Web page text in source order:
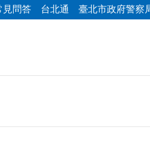
見問答 台北通 臺北市政府警察